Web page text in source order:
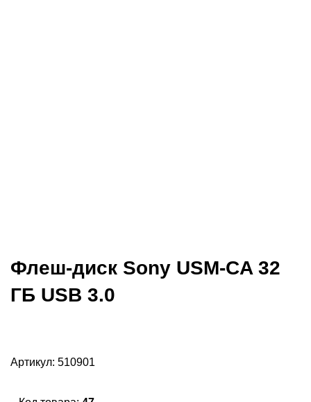
Флеш-диск Sony USM-CA 32
ГБ USB 3.0
Артикул: 510901